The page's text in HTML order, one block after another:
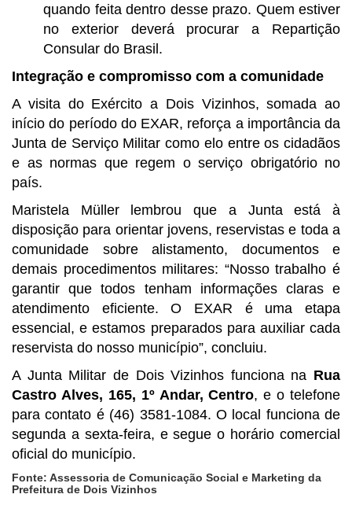
quando feita dentro desse prazo. Quem estiver
no exterior deverá procurar a Repartição
Consular do Brasil.
Integração e compromisso com a comunidade
A visita do Exército a Dois Vizinhos, somada ao
início do período do EXAR, reforça a importância da
Junta de Serviço Militar como elo entre os cidadãos
e as normas que regem o serviço obrigatório no
país.
Maristela Müller lembrou que a Junta está à
disposição para orientar jovens, reservistas e toda a
comunidade sobre alistamento, documentos e
demais procedimentos militares: “Nosso trabalho é
garantir que todos tenham informações claras e
atendimento eficiente. O EXAR é uma etapa
essencial, e estamos preparados para auxiliar cada
reservista do nosso município”, concluiu.
A Junta Militar de Dois Vizinhos funciona na Rua
Castro Alves, 165, 1º Andar, Centro, e o telefone
para contato é (46) 3581-1084. O local funciona de
segunda a sexta-feira, e segue o horário comercial
oficial do município.
Fonte: Assessoria de Comunicação Social e Marketing da
Prefeitura de Dois Vizinhos